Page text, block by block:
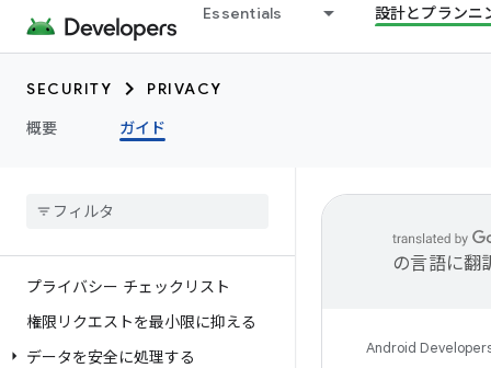
Essentials 設計とプランニ
SECURITY
PRIVACY
概要
ガイド
プライバシー チェックリスト
権限リクエストを最小限に抑える
データを安全に処理する
の言語に翻
Android